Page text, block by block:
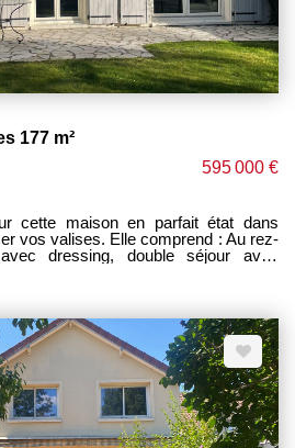
177 m²
595 000 €
cette maison en parfait état dans
comprend : Au rez-
dressing, double séjour avec
grande pièce d 30m², avec dressing,
salle de bains) Jardin clos
Appentis. CALME ET RESIDENTIEL.
min, BURY à 20 min à pieds, 5 min
Commerces à proximité. ETAT